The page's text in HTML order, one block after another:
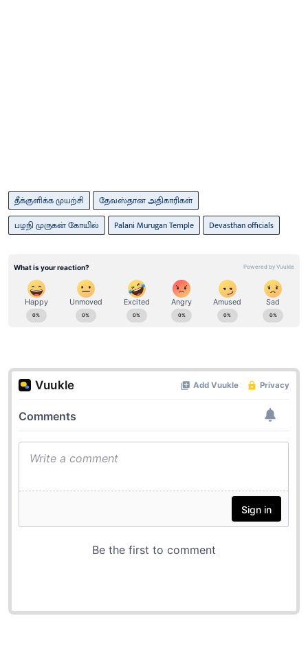
தீக்குளிக்க முயற்சி
தேவஸ்தான அதிகாரிகள்
பழநி முருகன் கோயில்
Palani Murugan Temple Devasthan officials